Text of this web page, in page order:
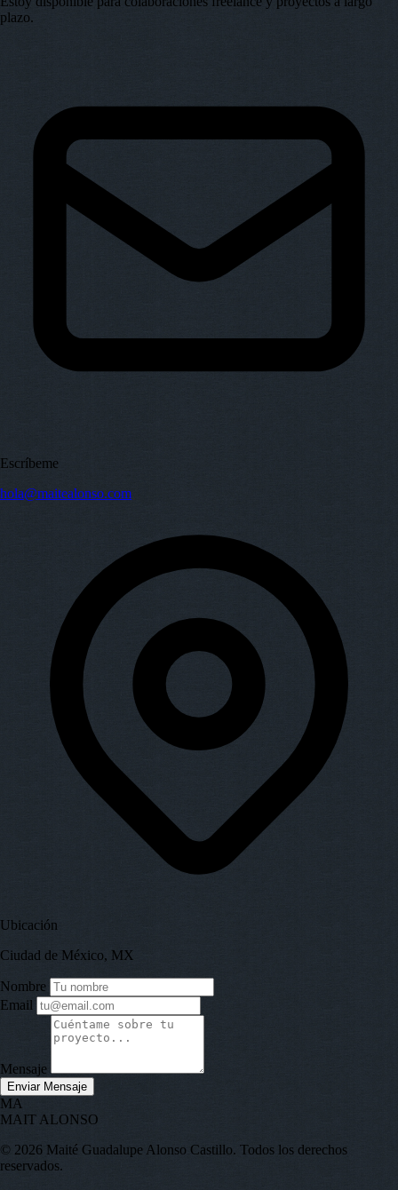
plazo.
Escríbeme
hola@maitealonso.com
Ubicación
Ciudad de México, MX
Nombre
Email
Mensaje
Enviar Mensaje
MA
MAIT ALONSO
© 2026 Maité Guadalupe Alonso Castillo. Todos los derechos
reservados.